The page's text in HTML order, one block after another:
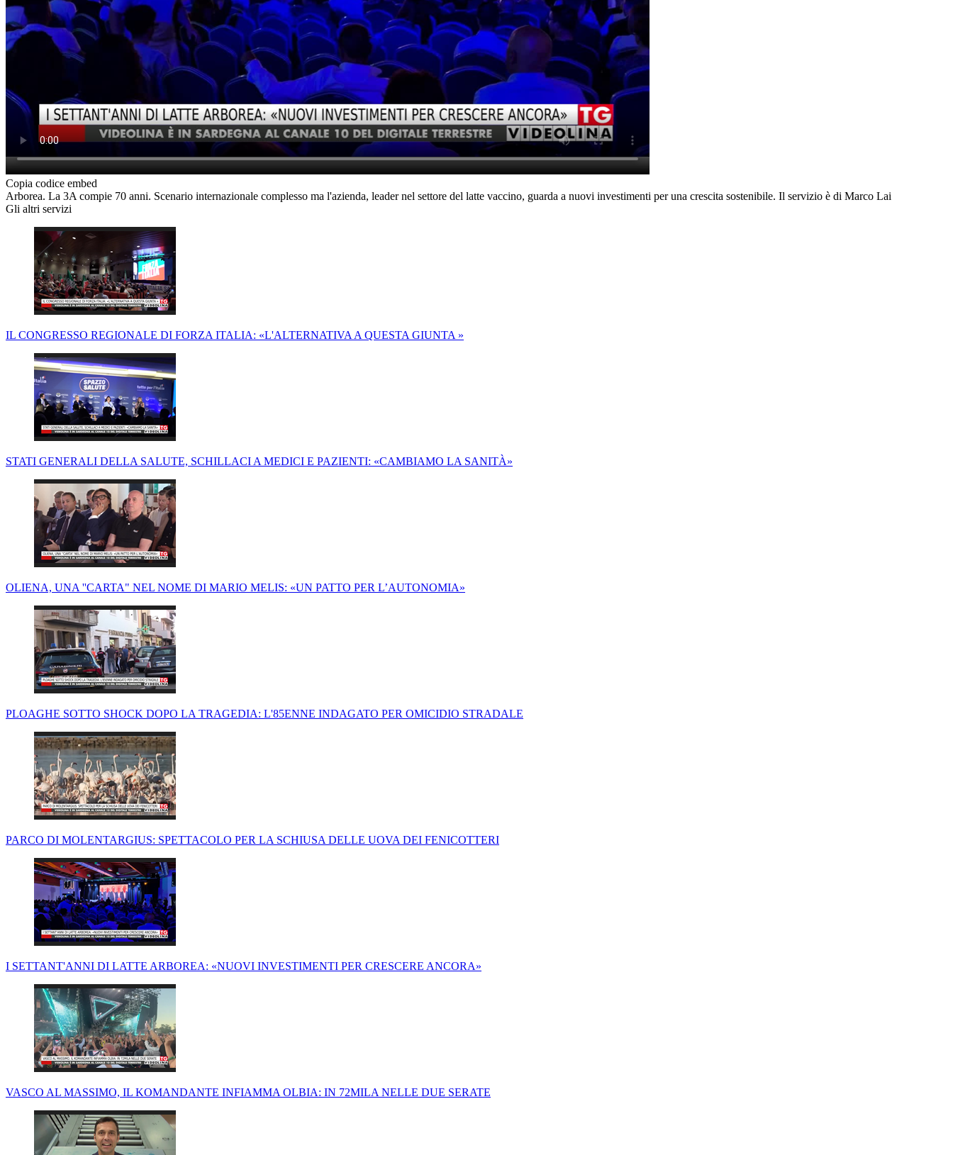
Copia codice embed
Arborea. La 3A compie 70 anni. Scenario internazionale complesso ma l'azienda, leader nel settore del latte vaccino, guarda a nuovi investimenti per una crescita sostenibile. Il servizio è di Marco Lai
Gli altri servizi
IL CONGRESSO REGIONALE DI FORZA ITALIA: «L'ALTERNATIVA A QUESTA GIUNTA »
STATI GENERALI DELLA SALUTE, SCHILLACI A MEDICI E PAZIENTI: «CAMBIAMO LA SANITÀ»
OLIENA, UNA ''CARTA" NEL NOME DI MARIO MELIS: «UN PATTO PER L’AUTONOMIA»
PLOAGHE SOTTO SHOCK DOPO LA TRAGEDIA: L'85ENNE INDAGATO PER OMICIDIO STRADALE
PARCO DI MOLENTARGIUS: SPETTACOLO PER LA SCHIUSA DELLE UOVA DEI FENICOTTERI
I SETTANT'ANNI DI LATTE ARBOREA: «NUOVI INVESTIMENTI PER CRESCERE ANCORA»
VASCO AL MASSIMO, IL KOMANDANTE INFIAMMA OLBIA: IN 72MILA NELLE DUE SERATE